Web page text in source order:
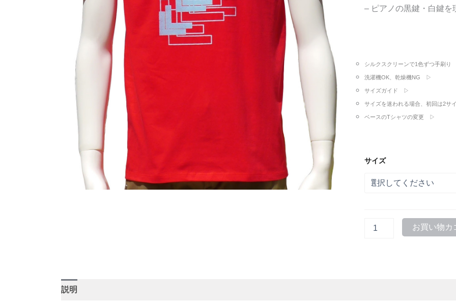
– ピアノの黒鍵・白鍵を
シルクスクリーンで1色ずつ手刷
洗濯機OK、乾燥機NG ▷
サイズガイド ▷
サイズを迷われる場合、初回は2
ベースのTシャツの変更 ▷
サイズ
お買い物カ
説明